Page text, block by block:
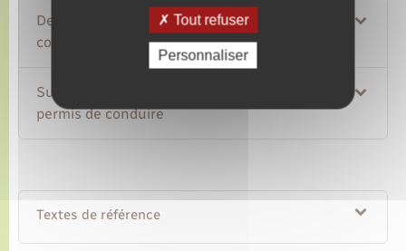
Demander en ligne un nouveau permis de
conduire
Suivre l'avancement de votre demande de
permis de conduire
Textes de référence
Tout refuser
Personnaliser